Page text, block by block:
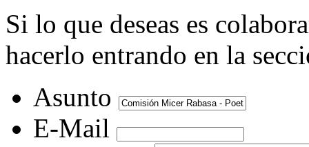
Si lo que deseas es
hacerlo entrando en la
Asunto
E-Mail